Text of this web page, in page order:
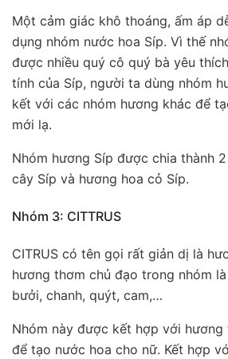
Một cảm giác khô thoáng, ấm áp
dụng nhóm nước hoa Síp. Vì thế
được nhiều quý cô quý bà yêu
tính của Síp, người ta dùng nhóm
kết với các nhóm hương khác để
mới lạ.
Nhóm hương Síp được chia thành
cây Síp và hương hoa cỏ Síp.
Nhóm 3: CITTRUS
CITRUS có tên gọi rất giản dị là
hương thơm chủ đạo trong nhóm
bưởi, chanh, quýt, cam,…
Nhóm này được kết hợp với
để tạo nước hoa cho nữ. Kết hợp